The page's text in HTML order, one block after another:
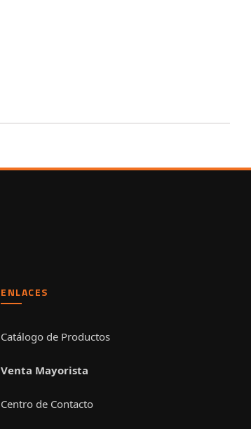
ENLACES
Catálogo de Productos
Venta Mayorista
Centro de Contacto